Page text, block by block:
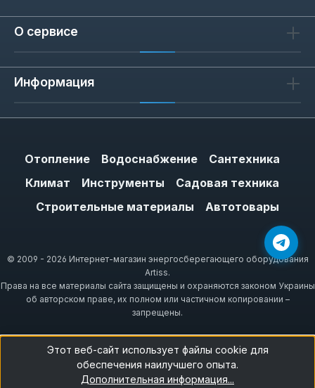
О сервисе
Информация
Отопление Водоснабжение
Сантехника
Климат
Инструменты
Садовая техника
Строительные материалы
Автотовары
© 2009 - 2026 Интернет-магазин энергосберегающего оборудования
Artiss.
Права на все материалы сайта защищены и охраняются законом Украины
об авторском праве, их полном или частичном копировании –
запрещены.
Этот веб-сайт использует файлы cookie для
обеспечения наилучшего опыта.
Дополнительная информация...